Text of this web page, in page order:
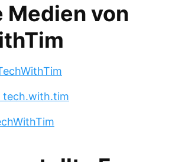
Medien von
tech.with.tim